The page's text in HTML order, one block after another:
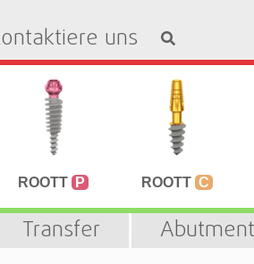
uns
ROOTT P ROOTT C
Transfer